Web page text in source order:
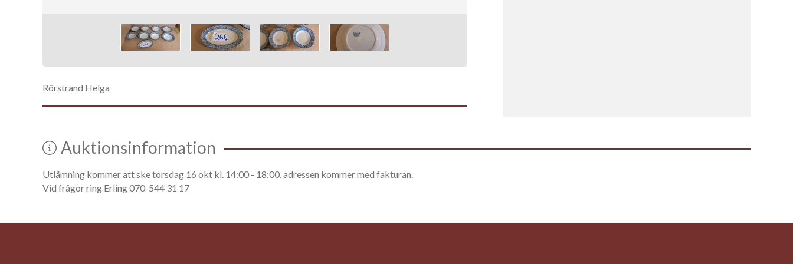
Rörstrand Helga
Auktionsinformation
Utlämning kommer att ske torsdag 16 okt kl. 14:00 - 18:00, adressen kommer med fakturan.
Vid frågor ring Erling 070-544 31 17